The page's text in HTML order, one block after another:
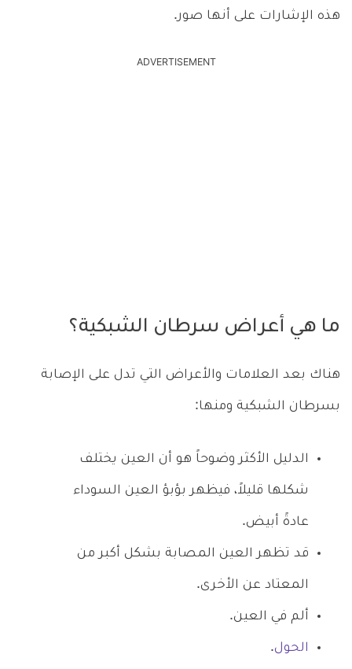
هذه الإشارات على أنها صور.
ADVERTISEMENT
ما هي أعراض سرطان الشبكية؟
هناك بعد العلامات والأعراض التي تدل على الإصابة
بسرطان الشبكية ومنها:
الدليل الأكثر وضوحاً هو أن العين يختلف
شكلها قليلاً، فيظهر بؤبؤ العين السوداء
عادةً أبيض.
قد تظهر العين المصابة بشكل أكبر من
المعتاد عن الأخرى.
ألم في العين.
الحول.